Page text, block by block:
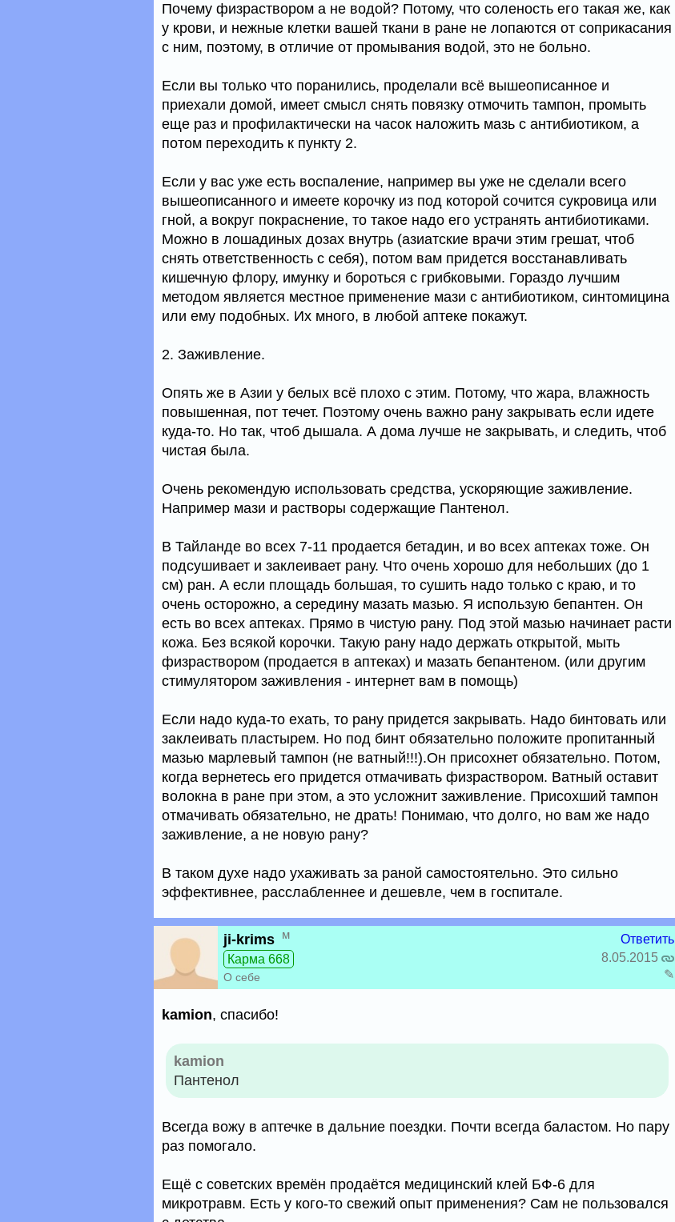
Почему физраствором а не водой? Потому, что соленость его такая же, как
у крови, и нежные клетки вашей ткани в ране не лопаются от соприкасания
с ним, поэтому, в отличие от промывания водой, это не больно.
Если вы только что поранились, проделали всё вышеописанное и
приехали домой, имеет смысл снять повязку отмочить тампон, промыть
еще раз и профилактически на часок наложить мазь с антибиотиком, а
потом переходить к пункту 2.
Если у вас уже есть воспаление, например вы уже не сделали всего
вышеописанного и имеете корочку из под которой сочится сукровица или
гной, а вокруг покраснение, то такое надо его устранять антибиотиками.
Можно в лошадиных дозах внутрь (азиатские врачи этим грешат, чтоб
снять ответственность с себя), потом вам придется восстанавливать
кишечную флору, имунку и бороться с грибковыми. Гораздо лучшим
методом является местное применение мази с антибиотиком, синтомицина
или ему подобных. Их много, в любой аптеке покажут.
2. Заживление.
Опять же в Азии у белых всё плохо с этим. Потому, что жара, влажность
повышенная, пот течет. Поэтому очень важно рану закрывать если идете
куда-то. Но так, чтоб дышала. А дома лучше не закрывать, и следить, чтоб
чистая была.
Очень рекомендую использовать средства, ускоряющие заживление.
Например мази и растворы содержащие Пантенол.
В Тайланде во всех 7-11 продается бетадин, и во всех аптеках тоже. Он
подсушивает и заклеивает рану. Что очень хорошо для небольших (до 1
см) ран. А если площадь большая, то сушить надо только с краю, и то
очень осторожно, а середину мазать мазью. Я использую бепантен. Он
есть во всех аптеках. Прямо в чистую рану. Под этой мазью начинает расти
кожа. Без всякой корочки. Такую рану надо держать открытой, мыть
физраствором (продается в аптеках) и мазать бепантеном. (или другим
стимулятором заживления - интернет вам в помощь)
Если надо куда-то ехать, то рану придется закрывать. Надо бинтовать или
заклеивать пластырем. Но под бинт обязательно положите пропитанный
мазью марлевый тампон (не ватный!!!).Он присохнет обязательно. Потом,
когда вернетесь его придется отмачивать физраствором. Ватный оставит
волокна в ране при этом, а это усложнит заживление. Присохший тампон
отмачивать обязательно, не драть! Понимаю, что долго, но вам же надо
заживление, а не новую рану?
В таком духе надо ухаживать за раной самостоятельно. Это сильно
эффективнее, расслабленнее и дешевле, чем в госпитале.
ji-krims м
Карма 668
О себе
Ответить
8.05.2015
✎
kamion, спасибо!
kamion
Пантенол
Всегда вожу в аптечке в дальние поездки. Почти всегда баластом. Но пару
раз помогало.
Ещё с советских времён продаётся медицинский клей БФ-6 для
микротравм. Есть у кого-то свежий опыт применения? Сам не пользовался